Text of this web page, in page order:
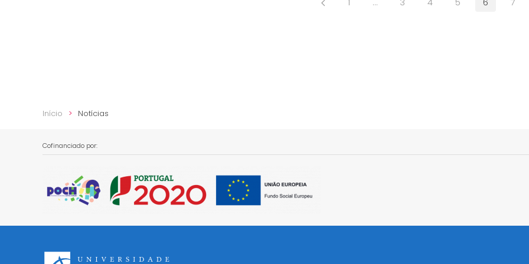
Início Notícias
Cofinanciado por: